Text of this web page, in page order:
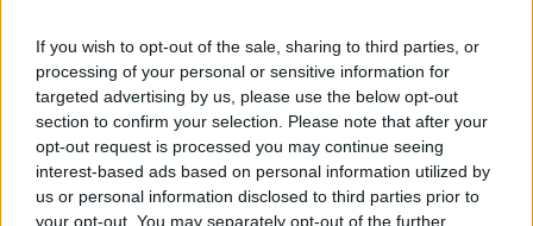
If you wish to opt-out of the sale, sharing to third parties, or
processing of your personal or sensitive information for
targeted advertising by us, please use the below opt-out
section to confirm your selection. Please note that after your
opt-out request is processed you may continue seeing
interest-based ads based on personal information utilized by
us or personal information disclosed to third parties prior to
your opt-out. You may separately opt-out of the further
Laboratori creativi per bambini
Asili Nido